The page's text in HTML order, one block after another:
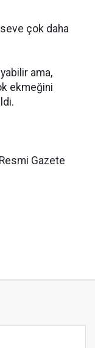
çok daha
ama,
ekmeğini
Gazete